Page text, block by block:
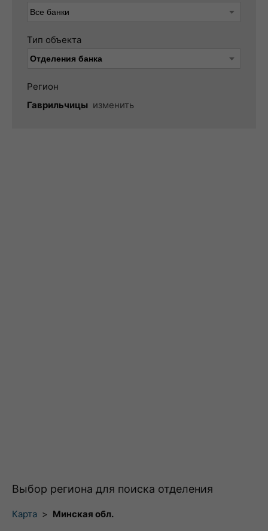
Тип объекта
Регион
Гаврильчицы изменить
Выбор региона для поиска отделения
Карта > Минская обл.